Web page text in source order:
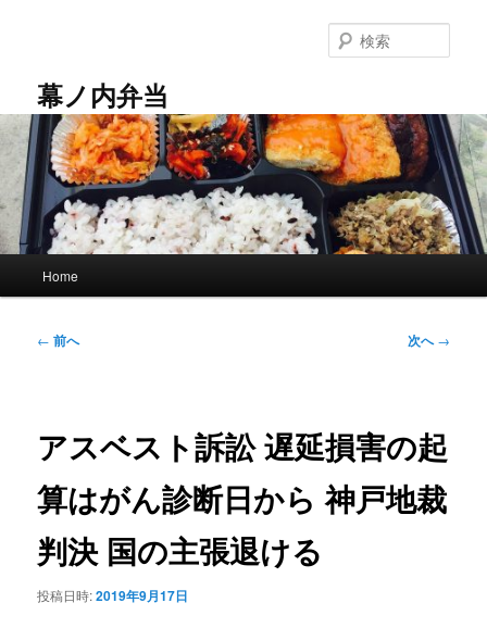
テ
ン
へ
移
動
幕ノ内弁当
索
Home
投
ー
ョ
ン
← 前へ 次へ→
アスベスト訴訟 遅延損害の起
算はがん診断日から 神戸地裁
判決 国の主張退ける
投稿日時:2019年9月17日